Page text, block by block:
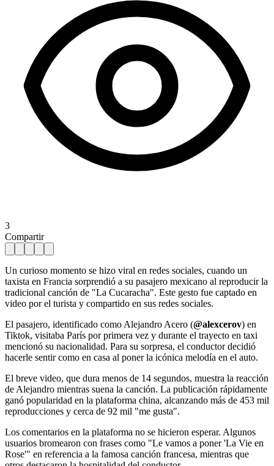
3
Compartir
Un curioso momento se hizo viral en redes sociales, cuando un
taxista en Francia sorprendió a su pasajero mexicano al reproducir la
tradicional canción de "La Cucaracha". Este gesto fue captado en
video por el turista y compartido en sus redes sociales.
El pasajero, identificado como Alejandro Acero (@alexcerov) en
Tiktok, visitaba París por primera vez y durante el trayecto en taxi
mencionó su nacionalidad. Para su sorpresa, el conductor decidió
hacerle sentir como en casa al poner la icónica melodía en el auto.
El breve video, que dura menos de 14 segundos, muestra la reacción
de Alejandro mientras suena la canción. La publicación rápidamente
ganó popularidad en la plataforma china, alcanzando más de 453 mil
reproducciones y cerca de 92 mil "me gusta".
Los comentarios en la plataforma no se hicieron esperar. Algunos
usuarios bromearon con frases como "Le vamos a poner 'La Vie en
Rose'" en referencia a la famosa canción francesa, mientras que